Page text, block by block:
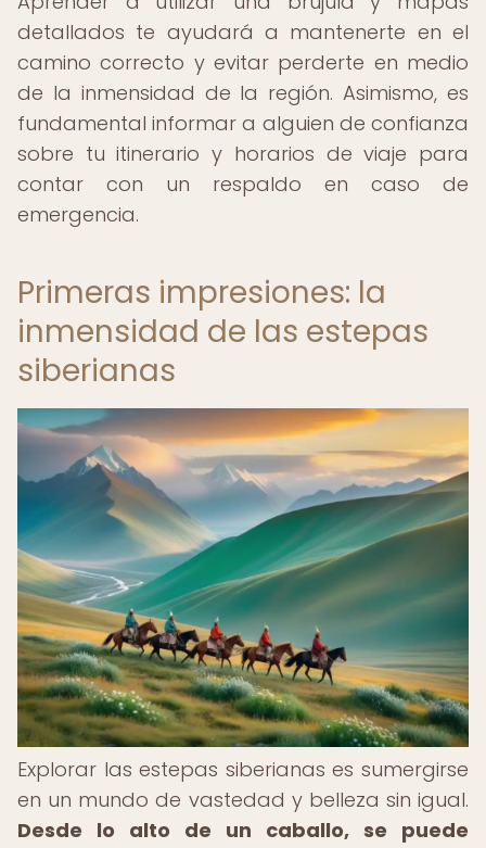
detallados te ayudará a mantenerte en el
camino correcto y evitar perderte en medio
de la inmensidad de la región. Asimismo, es
fundamental informar a alguien de confianza
sobre tu itinerario y horarios de viaje para
contar con un respaldo en caso de
emergencia.
Primeras impresiones: la
inmensidad de las estepas
siberianas
Explorar las estepas siberianas es sumergirse
en un mundo de vastedad y belleza sin igual.
Desde lo alto de un caballo, se puede